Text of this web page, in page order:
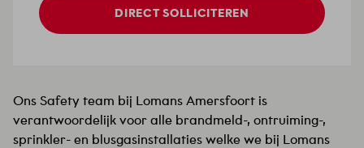
Ons Safety team bij Lomans Amersfoort is
verantwoordelijk voor alle brandmeld-, ontruiming-,
sprinkler- en blusgasinstallaties welke we bij Lomans
DIRECT SOLLICITEREN